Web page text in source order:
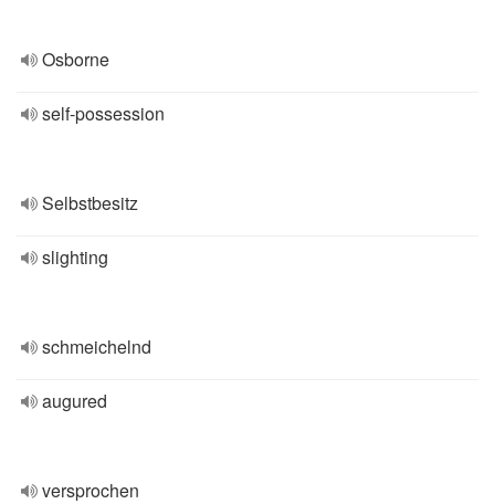
Osborne
self-possession
Selbstbesitz
slighting
schmeichelnd
augured
versprochen